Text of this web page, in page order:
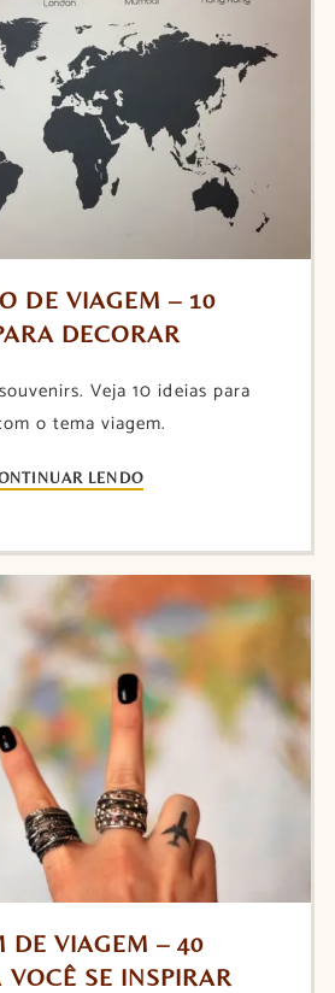
DE VIAGEM – 10
DECORAR
Veja 10 ideias para
o tema viagem.
LENDO
DE VIAGEM – 40
VOCÊ SE INSPIRAR